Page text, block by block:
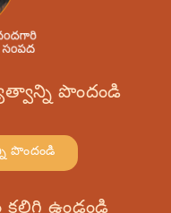
పొందండి
పొందండి